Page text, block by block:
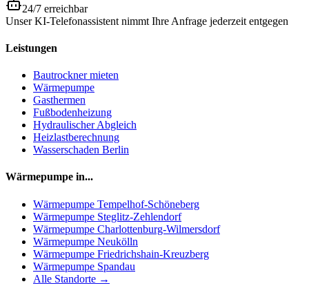
24/7 erreichbar
Unser KI-Telefonassistent nimmt Ihre Anfrage jederzeit entgegen
Leistungen
Bautrockner mieten
Wärmepumpe
Gasthermen
Fußbodenheizung
Hydraulischer Abgleich
Heizlastberechnung
Wasserschaden Berlin
Wärmepumpe in...
Wärmepumpe Tempelhof-Schöneberg
Wärmepumpe Steglitz-Zehlendorf
Wärmepumpe Charlottenburg-Wilmersdorf
Wärmepumpe Neukölln
Wärmepumpe Friedrichshain-Kreuzberg
Wärmepumpe Spandau
Alle Standorte →